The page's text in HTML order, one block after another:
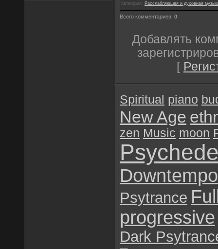
Категория: Расслабляющая и духовная
Всего комментариев: 0
Добавлять
[
Spiritual piano
New Age
zen Music moon
Downtempo
Psytrance
progressive
Dark